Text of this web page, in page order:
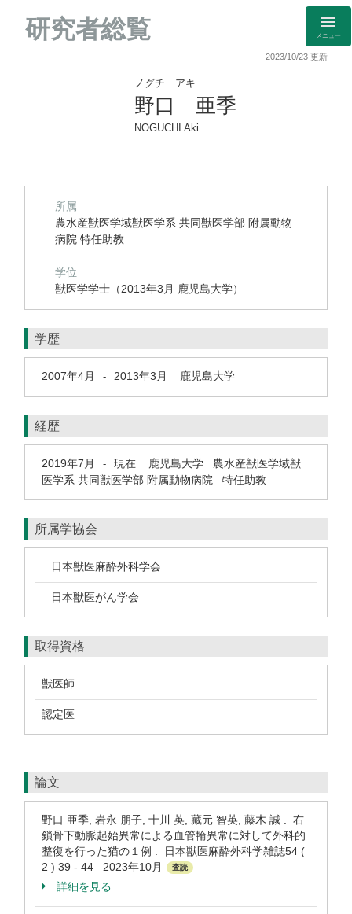
研究者総覧 メニュー
2023/10/23 更新
ノグチ アキ
野口 亜季
NOGUCHI Aki
所属
農水産獣医学域獣医学系 共同獣医学部 附属動物
病院 特任助教
学位
獣医学学士（2013年3月 鹿児島大学）
学歴
2007年4月 - 2013年3月 鹿児島大学
経歴
2019年7月 - 現在 鹿児島大学 農水産獣医学域獣
医学系 共同獣医学部 附属動物病院 特任助教
所属学協会
日本獣医麻酔外科学会
日本獣医がん学会
取得資格
獣医師
認定医
論文
野口 亜季, 岩永 朋子, 十川 英, 藏元 智英, 藤木 誠 . 右
鎖骨下動脈起始異常による血管輪異常に対して外科的
整復を行った猫の１例 . 日本獣医麻酔外科学雑誌54 (
2 ) 39 - 44 2023年10月
査読
詳細を見る